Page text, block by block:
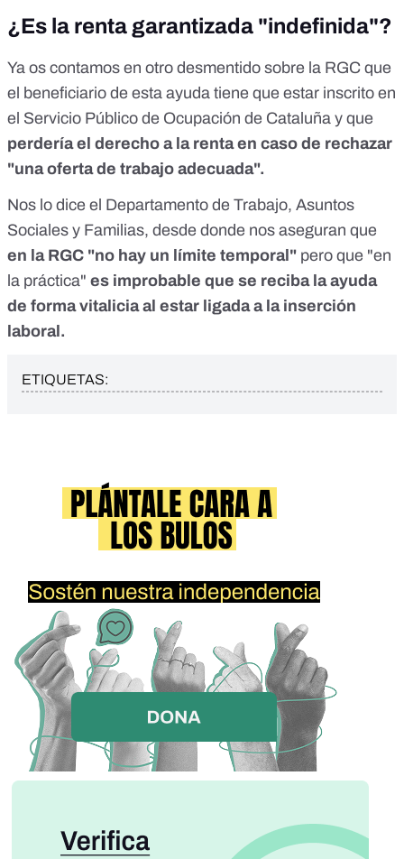
¿Es la renta garantizada "indefinida"?
Ya os contamos en otro desmentido sobre la RGC que
el beneficiario de esta ayuda tiene que estar inscrito en
el Servicio Público de Ocupación de Cataluña y que
perdería el derecho a la renta en caso de rechazar
"una oferta de trabajo adecuada".
Nos lo dice el Departamento de Trabajo, Asuntos
Sociales y Familias, desde donde nos aseguran que
en la RGC "no hay un límite temporal" pero que "en
la práctica" es improbable que se reciba la ayuda
de forma vitalicia al estar ligada a la inserción
laboral.
ETIQUETAS: